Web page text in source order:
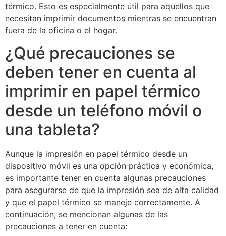
térmico. Esto es especialmente útil para aquellos que
necesitan imprimir documentos mientras se encuentran
fuera de la oficina o el hogar.
¿Qué precauciones se
deben tener en cuenta al
imprimir en papel térmico
desde un teléfono móvil o
una tableta?
Aunque la impresión en papel térmico desde un
dispositivo móvil es una opción práctica y económica,
es importante tener en cuenta algunas precauciones
para asegurarse de que la impresión sea de alta calidad
y que el papel térmico se maneje correctamente. A
continuación, se mencionan algunas de las
precauciones a tener en cuenta: